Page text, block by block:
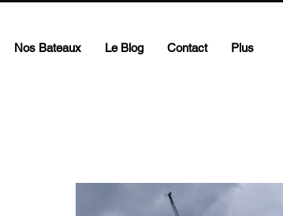
Nos Bateaux Le Blog Contact Plus